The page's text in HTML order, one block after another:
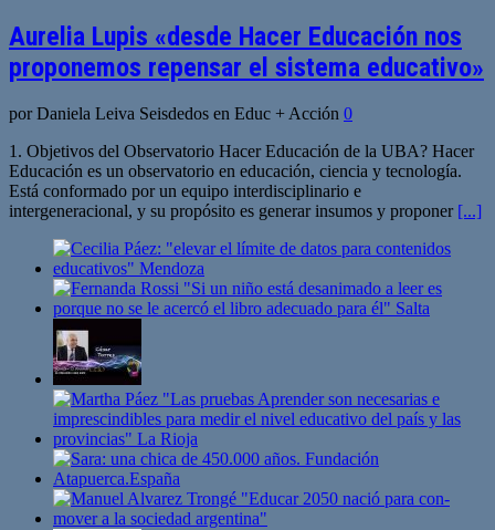
Aurelia Lupis «desde Hacer Educación nos
proponemos repensar el sistema educativo»
por Daniela Leiva Seisdedos en Educ + Acción 0
1. Objetivos del Observatorio Hacer Educación de la UBA? Hacer
Educación es un observatorio en educación, ciencia y tecnología.
Está conformado por un equipo interdisciplinario e
intergeneracional, y su propósito es generar insumos y proponer [...]